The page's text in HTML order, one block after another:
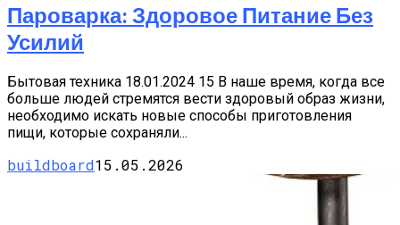
Пароварка: Здоровое Питание Без
Усилий
Бытовая техника 18.01.2024 15 В наше время, когда все
больше людей стремятся вести здоровый образ жизни,
необходимо искать новые способы приготовления
пищи, которые сохраняли...
buildboard15.05.2026